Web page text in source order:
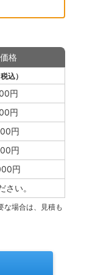
格
込）
円
円
円
円
円
さい。
な場合は、見積も